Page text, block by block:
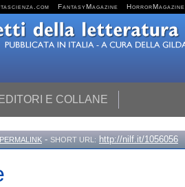
FantasyMagazine HorrorMagazine
EDITORI E COLLANE
PERMALINK - SHORT URL: http://nilf.it/1056056